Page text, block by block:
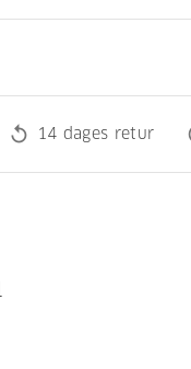
replay 14 dages retur